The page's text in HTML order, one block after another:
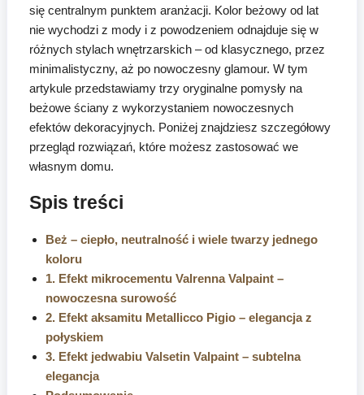
się centralnym punktem aranżacji. Kolor beżowy od lat
nie wychodzi z mody i z powodzeniem odnajduje się w
różnych stylach wnętrzarskich – od klasycznego, przez
minimalistyczny, aż po nowoczesny glamour. W tym
artykule przedstawiamy trzy oryginalne pomysły na
beżowe ściany z wykorzystaniem nowoczesnych
efektów dekoracyjnych. Poniżej znajdziesz szczegółowy
przegląd rozwiązań, które możesz zastosować we
własnym domu.
Spis treści
Beż – ciepło, neutralność i wiele twarzy jednego
koloru
1. Efekt mikrocementu Valrenna Valpaint –
nowoczesna surowość
2. Efekt aksamitu Metallicco Pigio – elegancja z
połyskiem
3. Efekt jedwabiu Valsetin Valpaint – subtelna
elegancja